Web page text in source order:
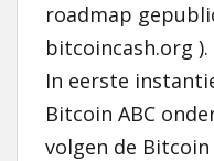
roadmap
bitcoincash.org ).
In eerste
Bitcoin ABC
volgen de